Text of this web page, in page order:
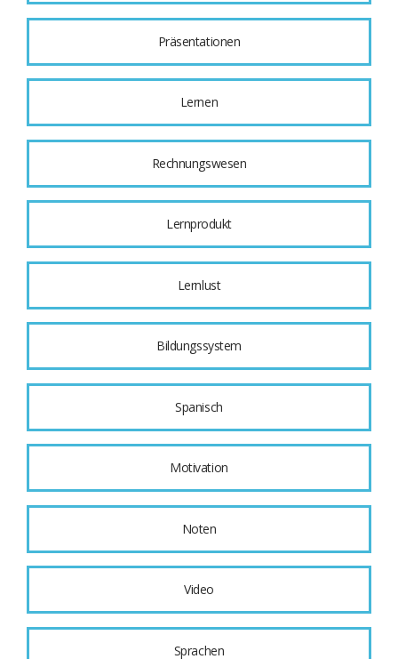
Präsentationen
Lernen
Rechnungswesen
Lernprodukt
Lernlust
Bildungssystem
Spanisch
Motivation
Noten
Video
Sprachen